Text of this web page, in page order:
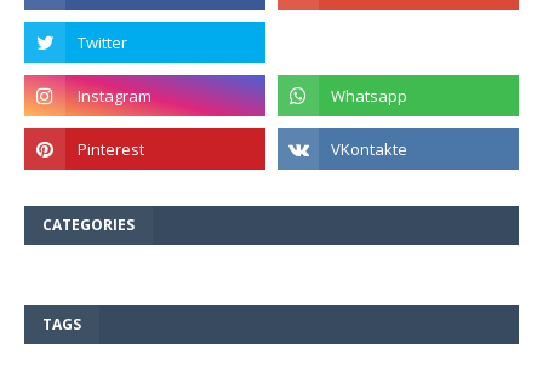
CATEGORIES
TAGS